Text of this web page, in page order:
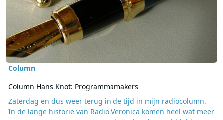
Column
Column Hans Knot: Programmamakers
Zaterdag en dus weer terug in de tijd in mijn radiocolumn.
In de lange historie van Radio Veronica komen heel wat meer